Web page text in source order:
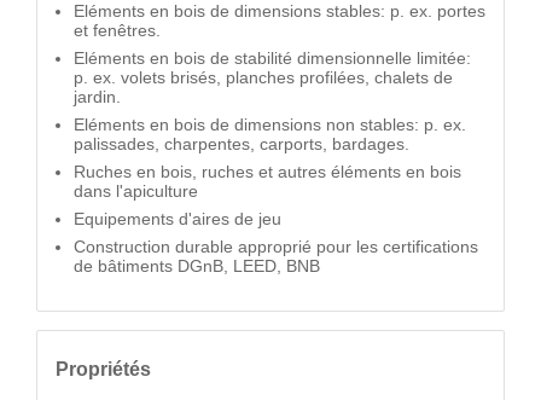
Eléments en bois de dimensions stables: p. ex. portes
et fenêtres.
Eléments en bois de stabilité dimensionnelle limitée:
p. ex. volets brisés, planches profilées, chalets de
jardin.
Eléments en bois de dimensions non stables: p. ex.
palissades, charpentes, carports, bardages.
Ruches en bois, ruches et autres éléments en bois
dans l'apiculture
Equipements d'aires de jeu
Construction durable approprié pour les certifications
de bâtiments DGnB, LEED, BNB
Propriétés